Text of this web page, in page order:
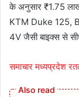
के अनुसार ₹1.75
KTM Duke 125,
4V जैसी बाइक्स से
समाचार मध्यप्रदेश